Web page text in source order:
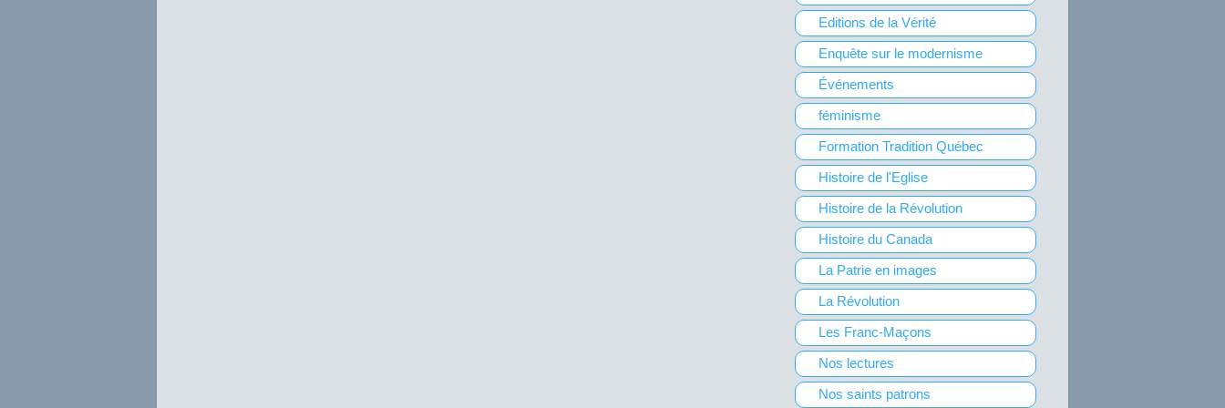
Editions de la Vérité
Enquête sur le modernisme
Événements
féminisme
Formation Tradition Québec
Histoire de l'Eglise
Histoire de la Révolution
Histoire du Canada
La Patrie en images
La Révolution
Les Franc-Maçons
Nos lectures
Nos saints patrons